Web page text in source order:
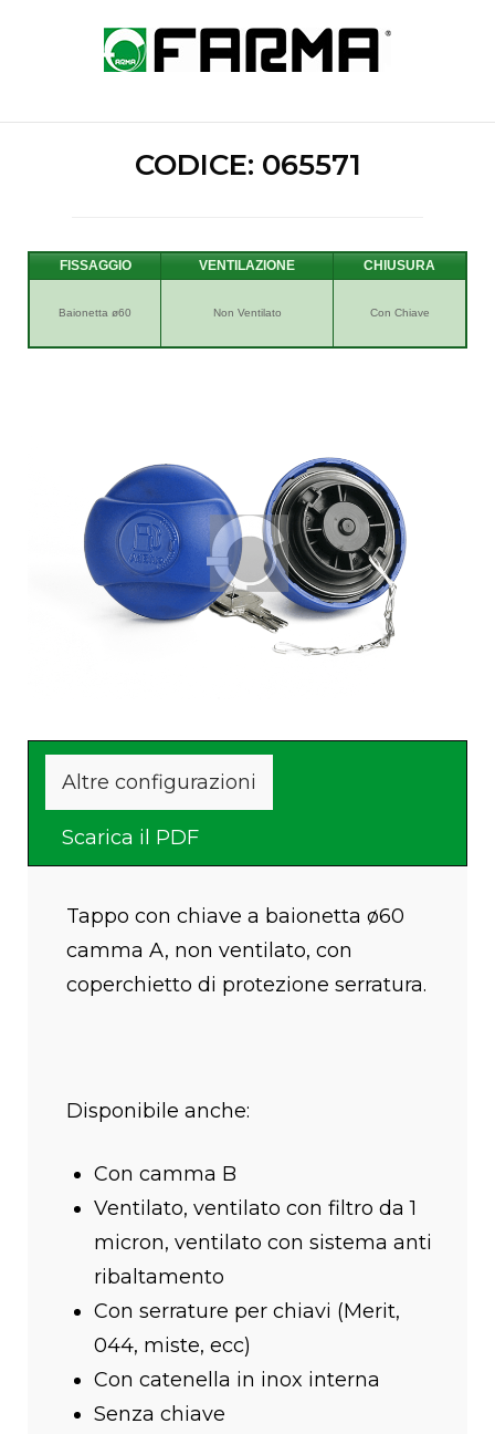
Home
CODICE: 065571
Baionetta ø60 Non Ventilato
Altre configurazioni
Scarica il PDF
Tappo con chiave a baionetta ø60
camma A, non ventilato, con
coperchietto di protezione serratura.
Disponibile anche:
Con camma B
Ventilato, ventilato con filtro da 1
micron, ventilato con sistema anti
ribaltamento
Con serrature per chiavi (Merit,
044, miste, ecc)
Con catenella in inox interna
Senza chiave